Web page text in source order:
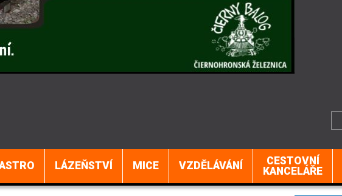
LÁZEŇSTVÍ MICE VZDĚLÁVÁNÍ
CESTOVNÍ
KANCELÁŘE